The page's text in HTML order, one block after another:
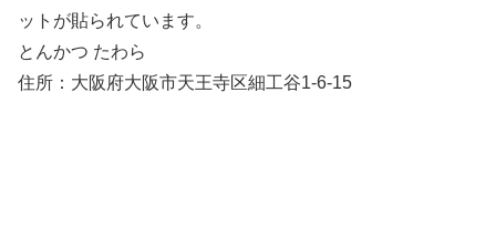
ットが貼られています。
とんかつ たわら
住所：大阪府大阪市天王寺区細工谷1-6-15